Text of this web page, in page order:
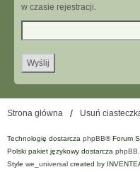
w czasie rejestracji.
Strona główna Usuń
Technologię dostarcza phpBB® Forum
Polski pakiet językowy dostarcza
Style we_universal created by